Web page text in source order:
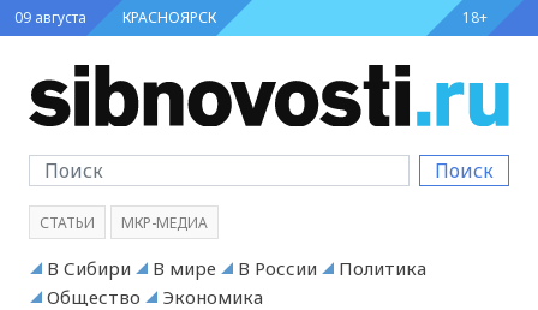
09 августа КРАСНОЯРСК 18+
Поиск
СТАТЬИ МКР-МЕДИА
В Сибири В мире В России
Политика
Общество
Экономика